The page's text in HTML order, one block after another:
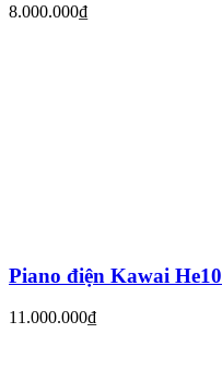
8.000.000₫
Piano điện Kawai He10
11.000.000₫